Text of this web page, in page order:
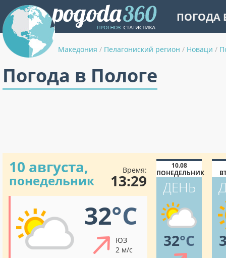
ПОГОДА
Македония / Пелагониский регион / Новаци /
Погода в Пологе
10 августа,
понедельник
Время:
13:29
32°C
ЮЗ
2 м/с
10.08
ПОНЕДЕЛЬНИК
ДЕНЬ
32°C